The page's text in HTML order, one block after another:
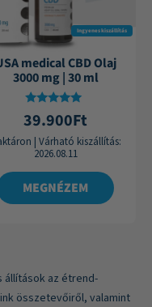
Ingyenes kiszállítás
medical CBD Olaj
3000 mg | 30 ml
Értékelés:
4.88
/ 5
39.900Ft
| Várható kiszállítás:
2026.08.11
MEGNÉZEM
állítások az étrend-
összetevőiről, valamint